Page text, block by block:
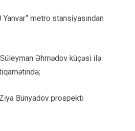
metro stansiyasından
Əhmədov küçəsi ilə
Bünyadov prospekti